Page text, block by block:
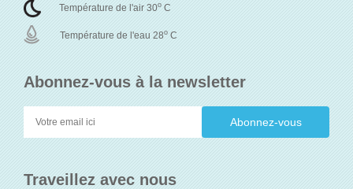
Abonnez-vous à la newsletter
Traveillez avec nous
Température de l'air 30o C
Température de l'eau 28o C